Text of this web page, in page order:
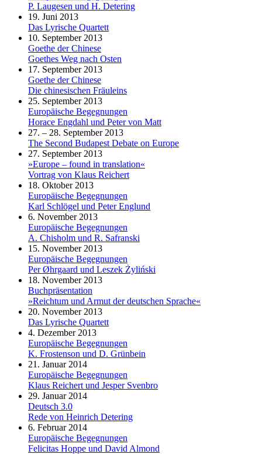
P. Laugesen und H. Detering
19. Juni 2013
Das Lyrische Quartett
10. September 2013
Goethe der Chinese
Goethes Weg nach Osten
17. September 2013
Goethe der Chinese
Die chinesischen Fräuleins
25. September 2013
Europäische Begegnungen
Horace Engdahl und Peter von Matt
27. – 28. September 2013
The Second Budapest Debate on Europe
27. September 2013
»Europe – found in translation«
Vortrag von Klaus Reichert
18. Oktober 2013
Europäische Begegnungen
Karl Schlögel und Peter Englund
6. November 2013
Europäische Begegnungen
A. Chisholm und R. Safranski
15. November 2013
Europäische Begegnungen
Per Øhrgaard und Leszek Żyliński
18. November 2013
Buchpräsentation
»Reichtum und Armut der deutschen Sprache«
20. November 2013
Das Lyrische Quartett
4. Dezember 2013
Europäische Begegnungen
K. Frostenson und D. Grünbein
21. Januar 2014
Europäische Begegnungen
Klaus Reichert und Jesper Svenbro
29. Januar 2014
Deutsch 3.0
Rede von Heinrich Detering
6. Februar 2014
Europäische Begegnungen
Felicitas Hoppe und David Almond